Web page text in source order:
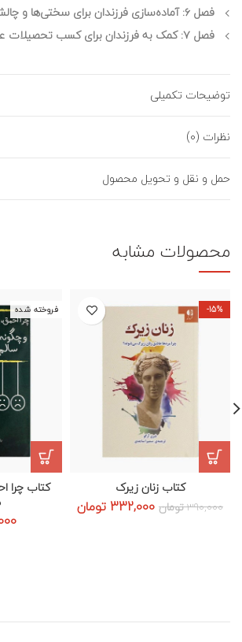
فصل ۶: آماده‌سازی فرزندان برای سختی‌ها و چالش‌های مدرسه
فصل ۷: کمک به فرزندان برای کسب تحصیلات عالی کاربردی
توضیحات تکمیلی
نظرات (0)
حمل و نقل و تحویل محصول
محصولات مشابه
-15%
کتاب زنان زیرک
390,000تومان قیمت
332,000 تومانقیمت
فروخته شده
کتاب چرا